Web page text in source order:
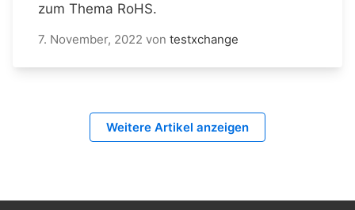
zum Thema RoHS.
7. November, 2022 von testxchange
Weitere Artikel anzeigen